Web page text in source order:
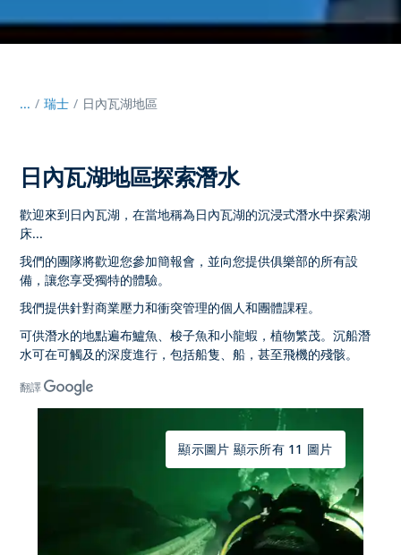
... / 瑞士 日內瓦湖地區
日內瓦湖地區探索潛水
歡迎來到日內瓦湖，在當地稱為日內瓦湖的沉浸式潛水中探索湖
床...
我們的團隊將歡迎您參加簡報會，並向您提供俱樂部的所有設
備，讓您享受獨特的體驗。
我們提供針對商業壓力和衝突管理的個人和團體課程。
可供潛水的地點遍布鱸魚、梭子魚和小龍蝦，植物繁茂。沉船潛
水可在可觸及的深度進行，包括船隻、船，甚至飛機的殘骸。
翻譯
顯示圖片 顯示所有 11 圖片